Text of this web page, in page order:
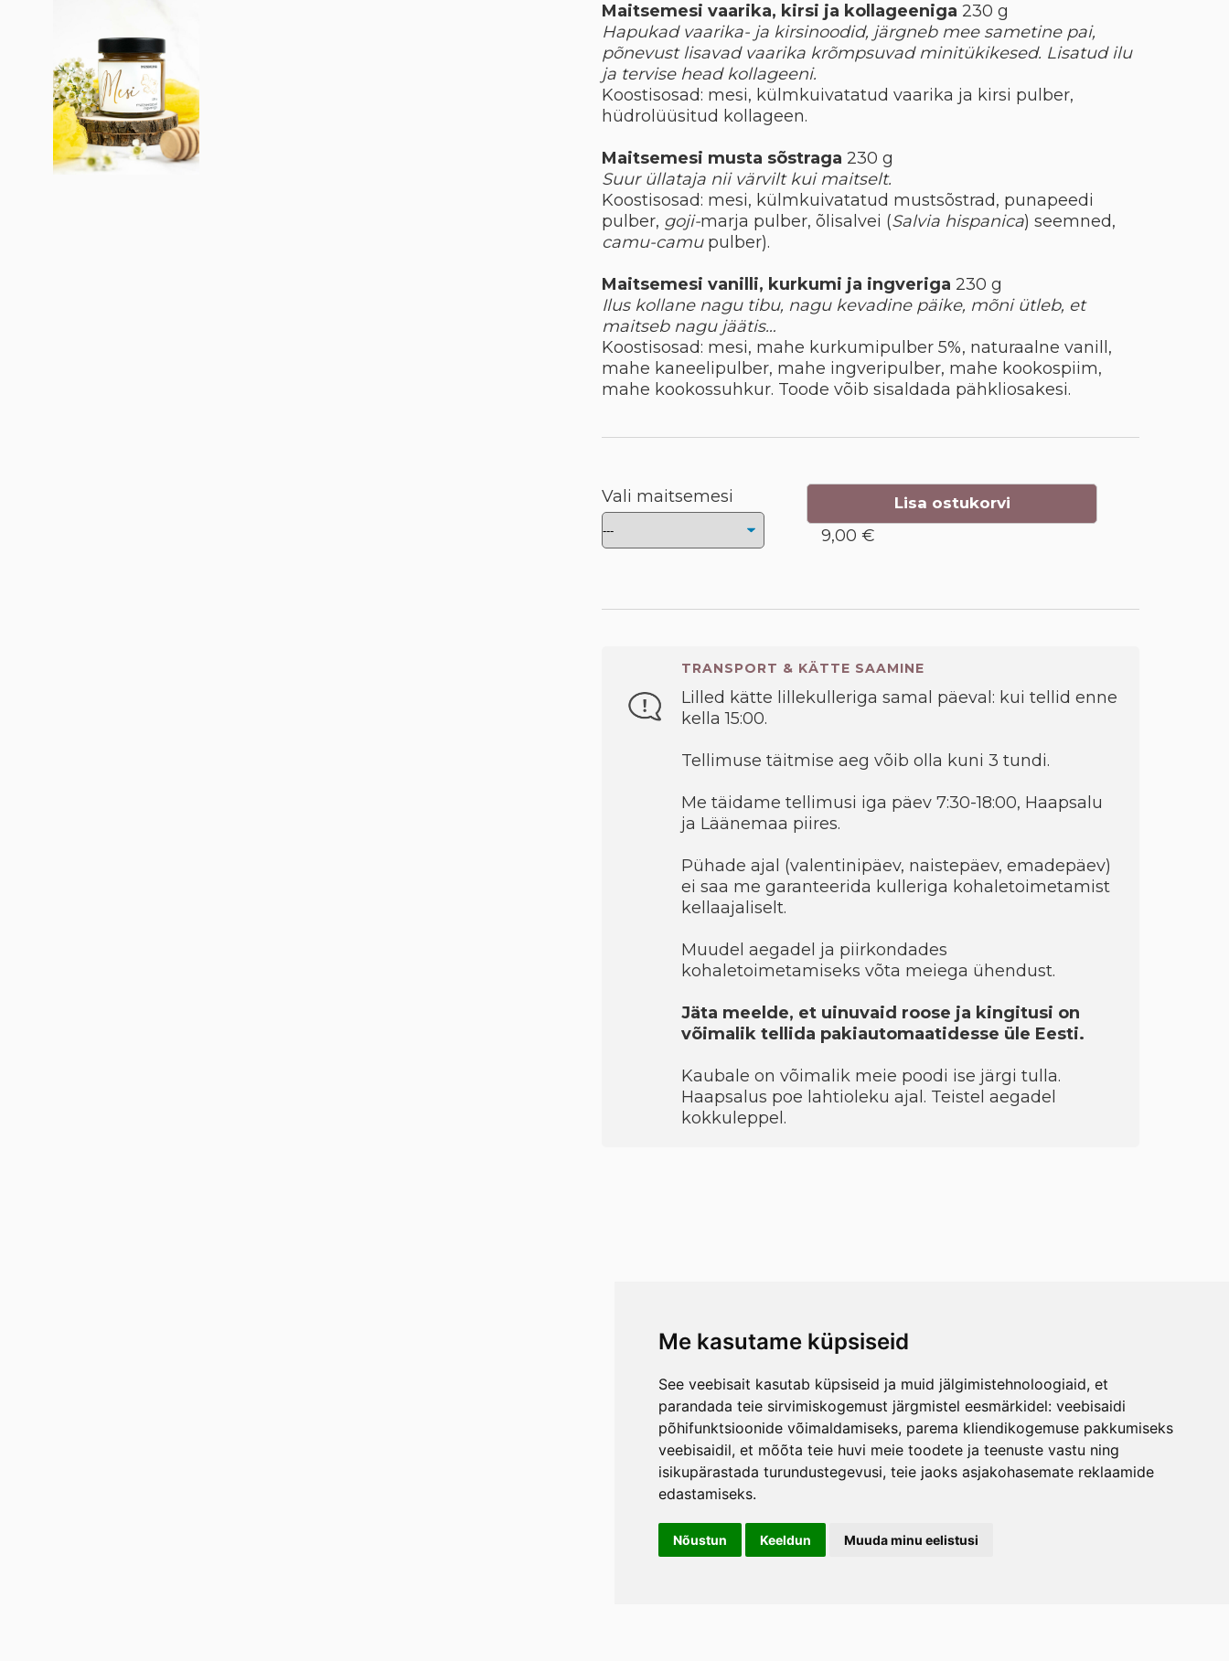
Me kasutame küpsiseid
See veebisait kasutab küpsiseid ja muid jälgimistehnoloogiaid, et
parandada teie sirvimiskogemust järgmistel eesmärkidel: veebisaidi
põhifunktsioonide võimaldamiseks, parema kliendikogemuse pakkumiseks
veebisaidil, et mõõta teie huvi meie toodete ja teenuste vastu ning
isikupärastada turundustegevusi, teie jaoks asjakohasemate reklaamide
edastamiseks.
Nõustun Keeldun Muuda minu eelistusi
Maitsemesi vaarika, kirsi ja kollageeniga 230 g
Hapukad vaarika- ja kirsinoodid, järgneb mee sametine pai,
põnevust lisavad vaarika krõmpsuvad minitükikesed. Lisatud ilu
ja tervise head kollageeni.
Koostisosad: mesi, külmkuivatatud vaarika ja kirsi pulber,
hüdrolüüsitud kollageen.
Maitsemesi musta sõstraga 230 g
Suur üllataja nii värvilt kui maitselt.
Koostisosad: mesi, külmkuivatatud mustsõstrad, punapeedi
pulber, goji-marja pulber, õlisalvei (Salvia hispanica) seemned,
camu-camupulber).
Maitsemesi vanilli, kurkumi ja ingveriga 230 g
Ilus kollane nagu tibu, nagu kevadine päike, mõni ütleb, et
maitseb nagu jäätis…
Koostisosad: mesi, mahe kurkumipulber 5%, naturaalne vanill,
mahe kaneelipulber, mahe ingveripulber, mahe kookospiim,
mahe kookossuhkur. Toode võib sisaldada pähkliosakesi.
Vali maitsemesi Lisa ostukorvi
9,00 €
TRANSPORT & KÄTTE SAAMINE
Lilled kätte lillekulleriga samal päeval: kui tellid enne
kella 15:00.
Tellimuse täitmise aeg võib olla kuni 3 tundi.
Me täidame tellimusi iga päev 7:30-18:00, Haapsalu
ja Läänemaa piires.
Pühade ajal (valentinipäev, naistepäev, emadepäev)
ei saa me garanteerida kulleriga kohaletoimetamist
kellaajaliselt.
Muudel aegadel ja piirkondades
kohaletoimetamiseks võta meiega ühendust.
Jäta meelde, et uinuvaid roose ja kingitusi on
võimalik tellida pakiautomaatidesse üle Eesti.
Kaubale on võimalik meie poodi ise järgi tulla.
Haapsalus poe lahtioleku ajal. Teistel aegadel
kokkuleppel.